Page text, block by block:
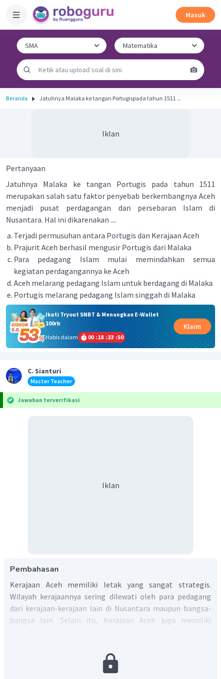
Masuk
Beranda Jatuhnya Malaka ke tangan Portugispada tahun 1511 ...
Iklan
Pertanyaan
Jatuhnya Malaka ke tangan Portugis pada tahun 1511
merupakan salah satu faktor penyebab berkembangnya Aceh
menjadi pusat perdagangan dan persebaran Islam di
Nusantara. Hal ini dikarenakan ....
Terjadi permusuhan antara Portugis dan Kerajaan Aceh
Prajurit Aceh berhasil mengusir Portugis dari Malaka
Para pedagang Islam mulai memindahkan semua
kegiatan perdagangannya ke Aceh
Aceh melarang pedagang Islam untuk berdagang di Malaka
Portugis melarang pedagang Islam singgah di Malaka
Ikuti Tryout SNBT & Menangkan E-Wallet
100rb
Habis dalam
00 :18 :33 :50
Klaim
C. Sianturi
Master Teacher
Jawaban terverifikasi
Iklan
Pembahasan
Kerajaan Aceh memiliki letak yang sangat strategis.
Wilayah kerajaannya sering dilewati oleh para pedagang
dari kerajaan-kerajaan lain di Nusantara maupun bangsa-
bangsa lain. Selain itu, Kerajaan Aceh juga memiliki
Malaka ditaklukkan oleh Portugis pada tahun 1511.
Penaklukkan Malaka menyebabkan perubahan aktivitas